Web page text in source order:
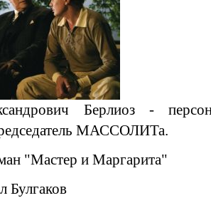
Берлиоз -
МАССОЛИТа.
"Мастер и Маргарита"
Булгаков